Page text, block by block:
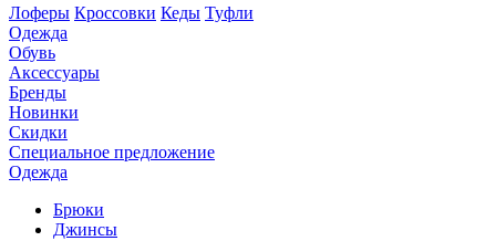
Лоферы Кроссовки Кеды Туфли
Одежда
Обувь
Аксессуары
Бренды
Новинки
Скидки
Специальное предложение
Одежда
Брюки
Джинсы